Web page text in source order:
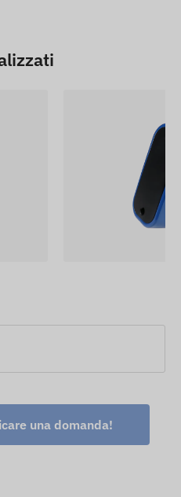
una domanda!